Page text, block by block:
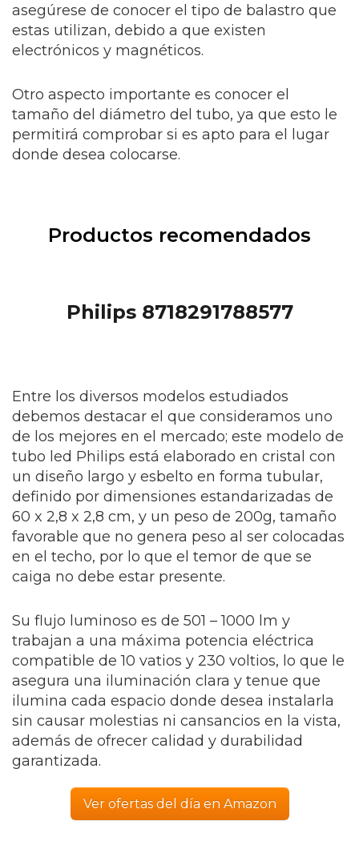
asegúrese de conocer el tipo de balastro que
estas utilizan, debido a que existen
electrónicos y magnéticos.
Otro aspecto importante es conocer el
tamaño del diámetro del tubo, ya que esto le
permitirá comprobar si es apto para el lugar
donde desea colocarse.
Productos recomendados
Philips 8718291788577
Entre los diversos modelos estudiados
debemos destacar el que consideramos uno
de los mejores en el mercado; este modelo de
tubo led Philips está elaborado en cristal con
un diseño largo y esbelto en forma tubular,
definido por dimensiones estandarizadas de
60 x 2,8 x 2,8 cm, y un peso de 200g, tamaño
favorable que no genera peso al ser colocadas
en el techo, por lo que el temor de que se
caiga no debe estar presente.
Su flujo luminoso es de 501 – 1000 lm y
trabajan a una máxima potencia eléctrica
compatible de 10 vatios y 230 voltios, lo que le
asegura una iluminación clara y tenue que
ilumina cada espacio donde desea instalarla
sin causar molestias ni cansancios en la vista,
además de ofrecer calidad y durabilidad
garantizada.
Ver ofertas del día en Amazon